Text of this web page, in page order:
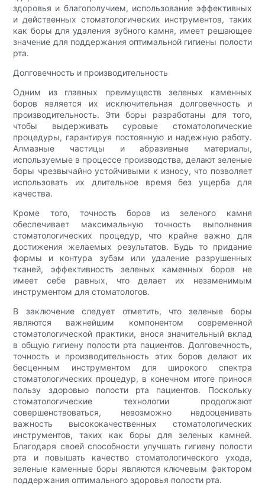
здоровья и благополучием, использование эффективных
и действенных стоматологических инструментов, таких
как боры для удаления зубного камня, имеет решающее
значение для поддержания оптимальной гигиены полости
рта.
Долговечность и производительность
Одним из главных преимуществ зеленых каменных
боров является их исключительная долговечность и
производительность. Эти боры разработаны для того,
чтобы выдерживать суровые стоматологические
процедуры, гарантируя постоянную и надежную работу.
Алмазные частицы и абразивные материалы,
используемые в процессе производства, делают зеленые
боры чрезвычайно устойчивыми к износу, что позволяет
использовать их длительное время без ущерба для
качества.
Кроме того, точность боров из зеленого камня
обеспечивает максимальную точность выполнения
стоматологических процедур, что крайне важно для
достижения желаемых результатов. Будь то придание
формы и контура зубам или удаление разрушенных
тканей, эффективность зеленых каменных боров не
имеет себе равных, что делает их незаменимым
инструментом для стоматологов.
В заключение следует отметить, что зеленые боры
являются важнейшим компонентом современной
стоматологической практики, внося значительный вклад
в общую гигиену полости рта пациентов. Долговечность,
точность и производительность этих боров делают их
бесценным инструментом для широкого спектра
стоматологических процедур, в конечном итоге принося
пользу здоровью полости рта пациентов. Поскольку
стоматологические технологии продолжают
совершенствоваться, невозможно недооценивать
важность высококачественных стоматологических
инструментов, таких как боры для зеленых камней.
Благодаря своей способности улучшать гигиену полости
рта и повышать качество стоматологического ухода,
зеленые каменные боры являются ключевым фактором
поддержания оптимального здоровья полости рта.